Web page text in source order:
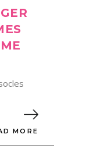
MORE